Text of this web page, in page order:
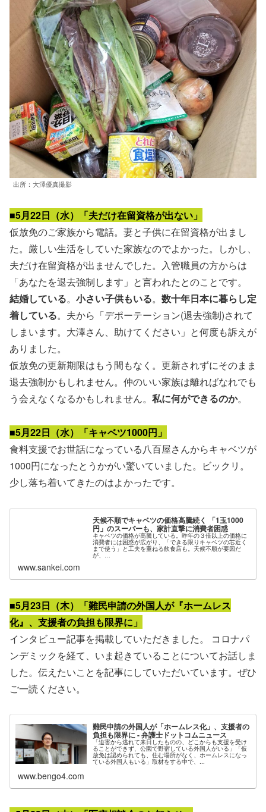
出所：大澤優真撮影
■5月22日（水）「夫だけ在留資格が出ない」
仮放免のご家族から電話。妻と子供に在留資格が出まし
た。厳しい生活をしていた家族なのでよかった。しかし、
夫だけ在留資格が出ませんでした。入管職員の方からは
「あなたを退去強制します」と言われたとのことです。
結婚している。 小さい子供もいる。 数十年日本に暮らし定
着している。夫から「デポーテーション(退去強制)されて
しまいます。大澤さん、助けてください」と何度も訴えが
ありました。
仮放免の更新期限はもう間もなく。更新されずにそのまま
退去強制かもしれません。仲のいい家族は離ればなれでも
う会えなくなるかもしれません。 私に何ができるのか。
■5月22日（水）「キャベツ1000円」
食料支援でお世話になっている八百屋さんからキャベツが
1000円になったとうかがい驚いていました。ビックリ。
少し落ち着いてきたのはよかったです。
天候不順でキャベツの価格高騰続く 「1玉1000
円」のスーパーも、家計直撃に消費者困惑
キャベツの価格が高騰している。昨年の３倍以上の価格に
消費者には困惑が広がり、「できる限りキャベツの芯近く
まで使う」と工夫を重ねる飲食店も。天候不順が要因だ
が、…
www.sankei.com
■5月23日（木）「難民申請の外国人が『ホームレス
化』、支援者の負担も限界に」
インタビュー記事を掲載していただきました。 コロナパ
ンデミックを経て、いま起きていることについてお話しま
した。伝えたいことを記事にしていただいています。ぜひ
ご一読ください。
難民申請の外国人が「ホームレス化」、支援者の
負担も限界に - 弁護士ドットコムニュース
「迫害から逃れて来日したものの、どこからも支援を受け
ることができず、公園で野宿している外国人がいる」「仮
放免は認められても、住む場所がなく、ホームレスになっ
ている外国人もいる」取材をする中で、...
www.bengo4.com